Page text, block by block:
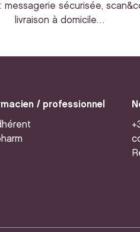
messagerie sécurisée,
livraison à domicile…
/ professionnel